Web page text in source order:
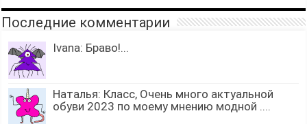
Последние комментарии
Ivana: Браво!...
Наталья: Класс, Очень много актуальной
обуви 2023 по моему мнению модной ....